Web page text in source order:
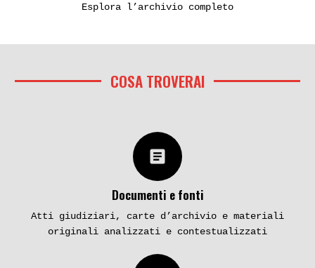
Esplora l’archivio completo
COSA TROVERAI
article
Documenti e fonti
Atti giudiziari, carte d’archivio e materiali
originali analizzati e contestualizzati